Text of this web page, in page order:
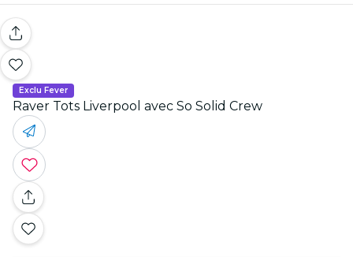
Exclu Fever
Raver Tots Liverpool avec So Solid Crew